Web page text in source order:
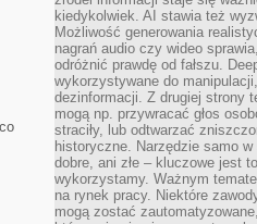
kiedykolwiek. AI stawia też
Możliwość generowania
nagrań audio czy wideo
odróżnić prawdę od fałszu.
wykorzystywane do
dezinformacji. Z drugiej strony
mogą np. przywracać głos
straciły, lub odtwarzać
historyczne. Narzędzie samo
dobre, ani złe – kluczowe jest
wykorzystamy. Ważnym
na rynek pracy. Niektóre
mogą zostać